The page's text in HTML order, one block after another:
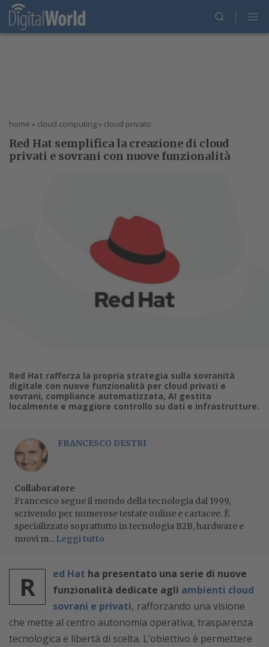
home » cloud computing» cloud privato
Red Hat semplifica la creazione di cloud
privati e sovrani con nuove funzionalità
Red Hat rafforza la propria strategia sulla sovranità
digitale con nuove funzionalità per cloud privati e
sovrani, compliance automatizzata, AI gestita
localmente e maggiore controllo su dati e infrastrutture.
FRANCESCO DESTRI
Collaboratore
Francesco segue il mondo della tecnologia dal 1999,
scrivendo per numerose testate online e cartacee. È
specializzato soprattutto in tecnologia B2B, hardware e
nuovi m... Leggi tutto
R ed Hat ha presentato una serie di nuove
funzionalità dedicate agli ambienti cloud
sovrani e privati, rafforzando una visione
che mette al centro autonomia operativa, trasparenza
tecnologica e libertà di scelta. L’obiettivo è permettere